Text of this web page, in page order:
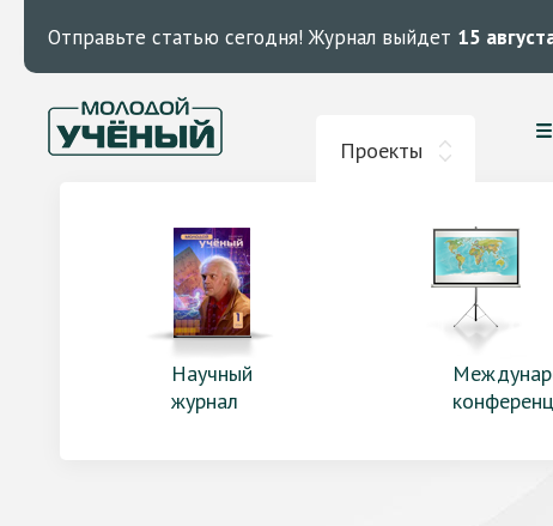
Отправьте статью сегодня! Журнал выйдет 15
Проекты
Научный
журнал